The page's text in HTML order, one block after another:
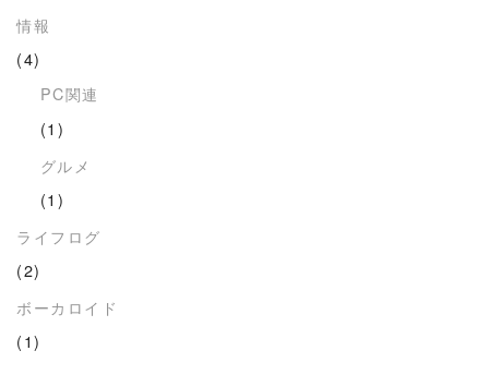
情報
(4)
PC関連
(1)
グルメ
(1)
ライフログ
(2)
ボーカロイド
(1)